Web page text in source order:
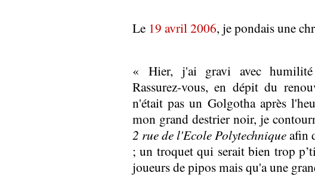
Le 19 avril 2006, je pondais une
« Hier, j'ai gravi avec humilité
Rassurez-vous, en dépit du
n'était pas un Golgotha après
mon grand destrier noir, je
2 rue de l'Ecole Polytechniqueafin
; un troquet qui serait bien trop
joueurs de pipos mais qu'a une